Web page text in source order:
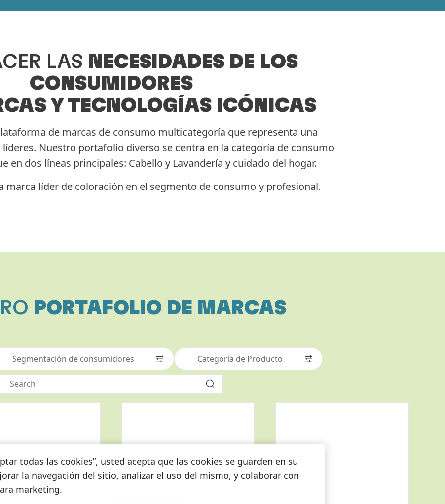
LAS NECESIDADES DE LOS
CONSUMIDORES
Y TECNOLOGÍAS ICÓNICAS
de marcas de consumo multicategoría que representa una
Nuestro portafolio diverso se centra en la categoría de consumo
en dos líneas principales: Cabello y Lavandería y cuidado del hogar.
marca líder de coloración en el segmento de consumo y profesional.
PORTAFOLIO DE MARCAS
Segmentación de consumidores Categoría de Producto
todas las cookies”, usted acepta que las cookies se guarden en su
la navegación del sitio, analizar el uso del mismo, y colaborar con
marketing.